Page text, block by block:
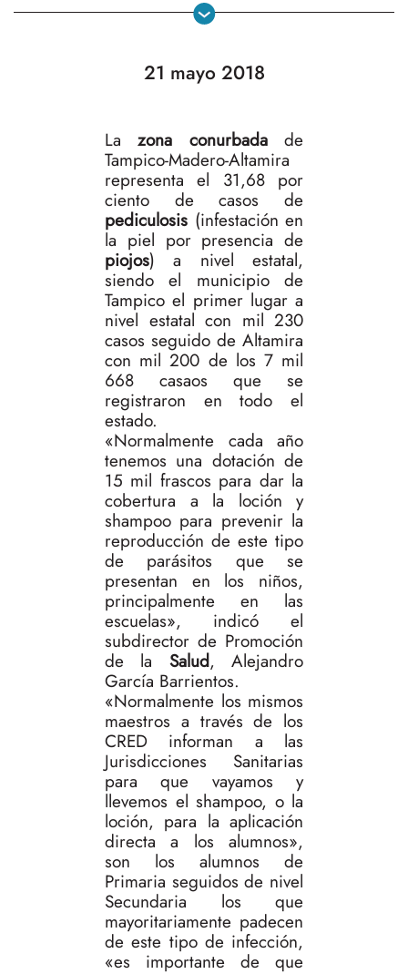
21 mayo 2018
Lazona conurbadade
Tampico-Madero-Altamira
representa el 31,68 por
ciento de casos de
pediculosis (infestación en
la piel por presencia de
piojos) a nivel estatal,
siendo el municipio de
Tampico el primer lugar a
nivel estatal con mil 230
casos seguido de Altamira
con mil 200 de los 7 mil
668 casaos que se
registraron en todo el
estado.
«Normalmente cada año
tenemos una dotación de
15 mil frascos para dar la
cobertura a la loción y
shampoo para prevenir la
reproducción de este tipo
de parásitos que se
presentan en los niños,
principalmente en las
escuelas», indicó el
subdirector de Promoción
de la Salud, Alejandro
García Barrientos.
«Normalmente los mismos
maestros a través de los
CRED informan a las
Jurisdicciones Sanitarias
para que vayamos y
llevemos el shampoo, o la
loción, para la aplicación
directa a los alumnos»,
son los alumnos de
Primaria seguidos de nivel
Secundaria los que
mayoritariamente padecen
de este tipo de infección,
«es importante de que